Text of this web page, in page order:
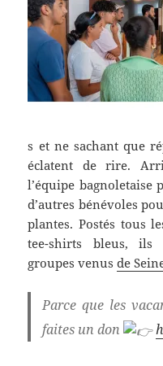
s et ne sachant que
éclatent de rire.
l’équipe bagnoletaise
d’autres bénévoles
plantes. Postés tous
tee-shirts bleus, ils
groupes venusde
Parce que les
faites un don